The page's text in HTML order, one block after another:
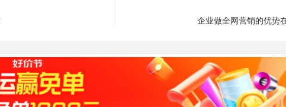
企业做全网营销的优势